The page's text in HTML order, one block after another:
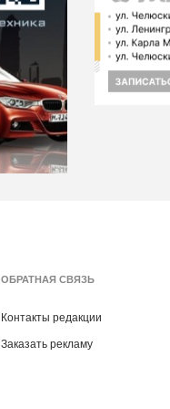
ОБРАТНАЯ СВЯЗЬ
Контакты редакции
Заказать рекламу